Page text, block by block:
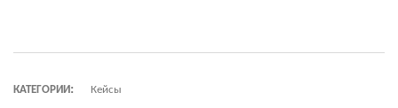
КАТЕГОРИИ:
Кейсы